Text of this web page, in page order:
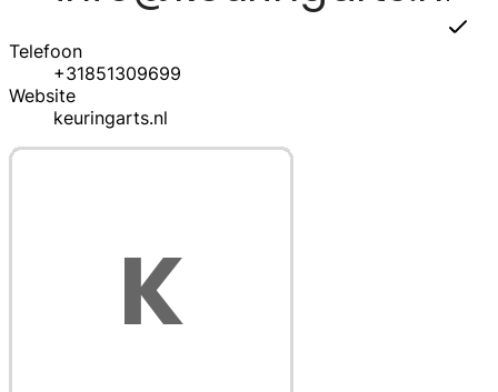
Telefoon
+31851309699
Website
keuringarts.nl